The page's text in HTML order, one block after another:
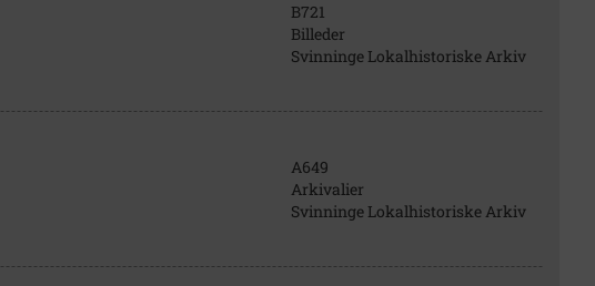
B721
Billeder
Svinninge Lokalhistoriske Arkiv
A649
Arkivalier
Svinninge Lokalhistoriske Arkiv